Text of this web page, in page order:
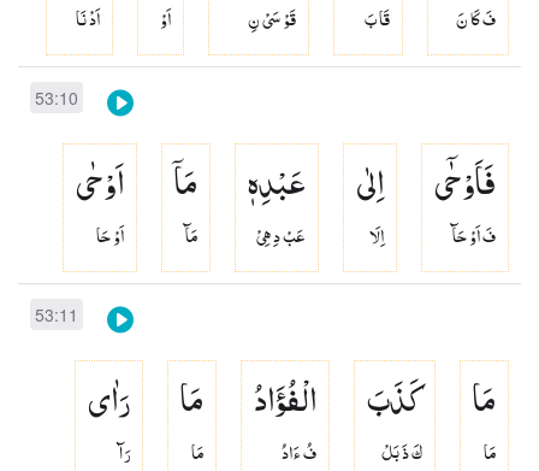
فَ كَا نَ قَا بَ قَوْ سَىْ نِ اَوْ اَدْ نَا
53:10
فَاَوْحٰۤی
فَ اَوْ حَآ
اِلٰی
اِلَا
عَبْدِهٖ
عَبْ دِ هِىْ
مَاۤ
مَآ
اَوْحٰی
اَوْ حَا
53:11
مَا
مَا
كَذَبَ
كَ ذَ بَلْ
الْفُؤَادُ
فُ ءَادُ
مَا
مَا
رَاٰی
رَآ